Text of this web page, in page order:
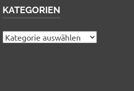
KATEGORIEN
Kategorien